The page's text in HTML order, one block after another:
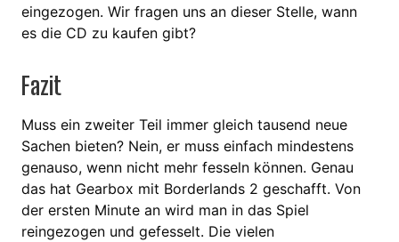
eingezogen. Wir fragen uns an dieser Stelle, wann
es die CD zu kaufen gibt?
Fazit
Muss ein zweiter Teil immer gleich tausend neue
Sachen bieten? Nein, er muss einfach mindestens
genauso, wenn nicht mehr fesseln können. Genau
das hat Gearbox mit Borderlands 2 geschafft. Von
der ersten Minute an wird man in das Spiel
reingezogen und gefesselt. Die vielen